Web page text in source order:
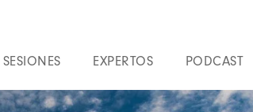
SESIONES EXPERTOS PODCAST